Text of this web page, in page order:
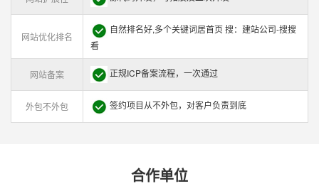
网站优化排名
自然排名好,多个关键词居首页 搜：建站公司-搜搜
看
网站备案 正规ICP备案流程，一次通过
外包不外包 签约项目从不外包，对客户负责到底
合作单位